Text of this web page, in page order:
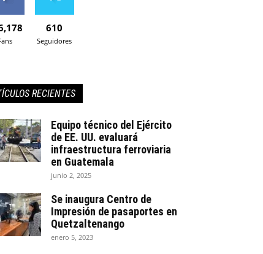
610
Seguidores
RECIENTES
Equipo técnico del Ejército
de EE. UU. evaluará
infraestructura ferroviaria
en Guatemala
junio 2, 2025
Se inaugura Centro de
Impresión de pasaportes en
Quetzaltenango
enero 5, 2023